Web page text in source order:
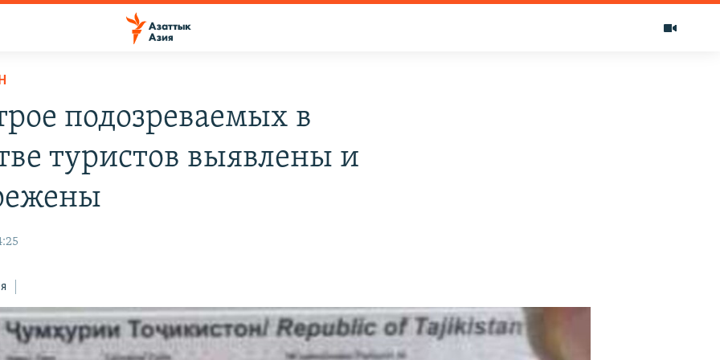
подозреваемых в
туристов выявлены и